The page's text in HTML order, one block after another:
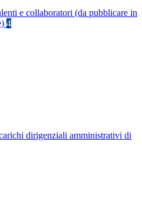
e collaboratori (da pubblicare in
4
dirigenziali amministrativi di